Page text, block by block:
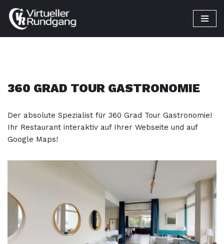
Zum
Inhalt
360 GRAD TOUR GASTRONOMIE
Der absolute Spezialist für 360 Grad Tour Gastronomie!
Ihr Restaurant interaktiv auf Ihrer Webseite und auf
Google Maps!